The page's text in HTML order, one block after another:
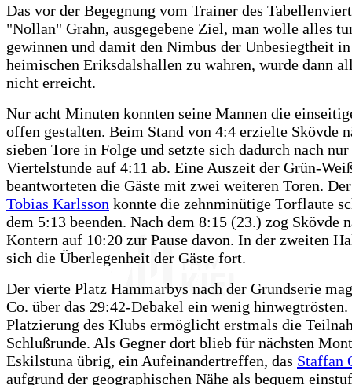
Das vor der Begegnung vom Trainer des
"Nollan" Grahn, ausgegebene Ziel, man wolle alles
gewinnen und damit den Nimbus der Unbesiegtheit
heimischen Eriksdalshallen zu wahren, wurde dann
nicht erreicht.
Nur acht Minuten konnten seine Mannen die
offen gestalten. Beim Stand von 4:4 erzielte Skövde
sieben Tore in Folge und setzte sich dadurch nach
Viertelstunde auf 4:11 ab. Eine Auszeit der Grün-
beantworteten die Gäste mit zwei weiteren Toren.
Tobias Karlsson konnte die zehnminütige Torflaute
dem 5:13 beenden. Nach dem 8:15 (23.) zog Skövde
Kontern auf 10:20 zur Pause davon. In der zweiten
sich die Überlegenheit der Gäste fort.
Der vierte Platz Hammarbys nach der Grundserie
Co. über das 29:42-Debakel ein wenig hinwegtrösten.
Platzierung des Klubs ermöglicht erstmals die
Schlußrunde. Als Gegner dort blieb für nächsten
Eskilstuna übrig, ein Aufeinandertreffen, das Staffan
aufgrund der geographischen Nähe als bequem